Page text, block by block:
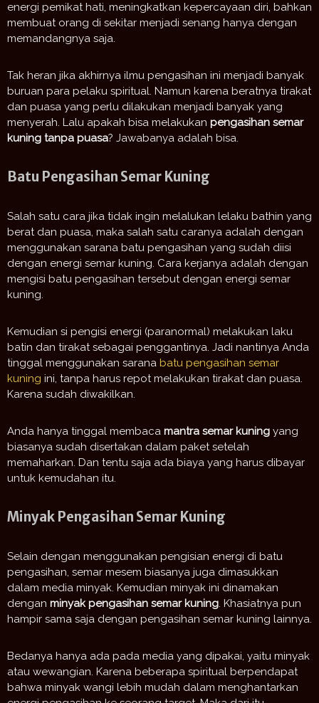
energi pemikat hati, meningkatkan kepercayaan diri, bahkan
membuat orang di sekitar menjadi senang hanya dengan
memandangnya saja.
Tak heran jika akhirnya ilmu pengasihan ini menjadi banyak
buruan para pelaku spiritual. Namun karena beratnya tirakat
dan puasa yang perlu dilakukan menjadi banyak yang
menyerah. Lalu apakah bisa melakukan pengasihan semar
kuning tanpa puasa? Jawabanya adalah bisa.
Batu Pengasihan Semar Kuning
Salah satu cara jika tidak ingin melalukan lelaku bathin yang
berat dan puasa, maka salah satu caranya adalah dengan
menggunakan sarana batu pengasihan yang sudah diisi
dengan energi semar kuning. Cara kerjanya adalah dengan
mengisi batu pengasihan tersebut dengan energi semar
kuning.
Kemudian si pengisi energi (paranormal) melakukan laku
batin dan tirakat sebagai penggantinya. Jadi nantinya Anda
tinggal menggunakan sarana batu pengasihan semar
kuning ini, tanpa harus repot melakukan tirakat dan puasa.
Karena sudah diwakilkan.
Anda hanya tinggal membaca mantra semar kuning yang
biasanya sudah disertakan dalam paket setelah
memaharkan. Dan tentu saja ada biaya yang harus dibayar
untuk kemudahan itu.
Minyak Pengasihan Semar Kuning
Selain dengan menggunakan pengisian energi di batu
pengasihan, semar mesem biasanya juga dimasukkan
dalam media minyak. Kemudian minyak ini dinamakan
dengan minyak pengasihan semar kuning. Khasiatnya pun
hampir sama saja dengan pengasihan semar kuning lainnya.
Bedanya hanya ada pada media yang dipakai, yaitu minyak
atau wewangian. Karena beberapa spiritual berpendapat
bahwa minyak wangi lebih mudah dalam menghantarkan